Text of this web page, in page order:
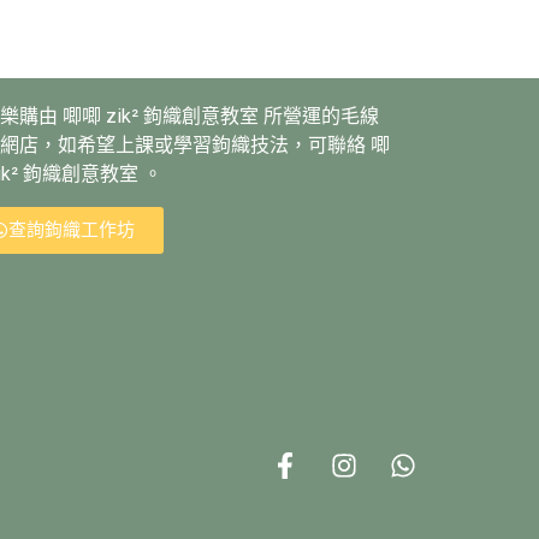
購由 唧唧 zik² 鉤織創意教室 所營運的毛線
店，如希望上課或學習鉤織技法，可聯絡 唧
鉤織創意教室 。
查詢鉤織工作坊